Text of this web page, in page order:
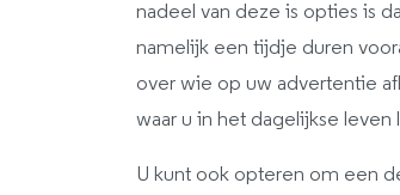
nadeel van deze is opties is
namelijk een tijdje duren
over wie op uw advertentie
waar u in het dagelijkse
U kunt ook opteren om een